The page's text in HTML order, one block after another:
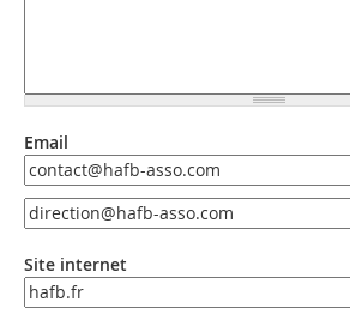
Email
Email
Email (valeur 2)
Site internet
URL